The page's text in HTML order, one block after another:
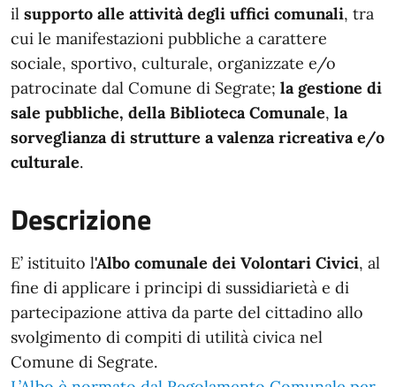
il supporto alle attività degli uffici comunali, tra
cui le manifestazioni pubbliche a carattere
sociale, sportivo, culturale, organizzate e/o
patrocinate dal Comune di Segrate; la gestione di
sale pubbliche, della Biblioteca Comunale, la
sorveglianza di strutture a valenza ricreativa e/o
culturale.
Descrizione
E’ istituito l'Albo comunale dei Volontari Civici, al
fine di applicare i principi di sussidiarietà e di
partecipazione attiva da parte del cittadino allo
svolgimento di compiti di utilità civica nel
Comune di Segrate.